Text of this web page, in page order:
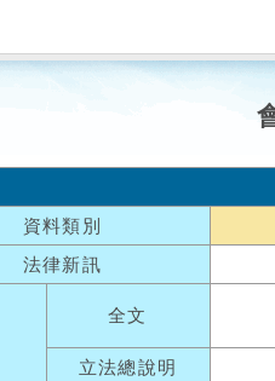
資料類別
法律新訊
全文
立法總說明